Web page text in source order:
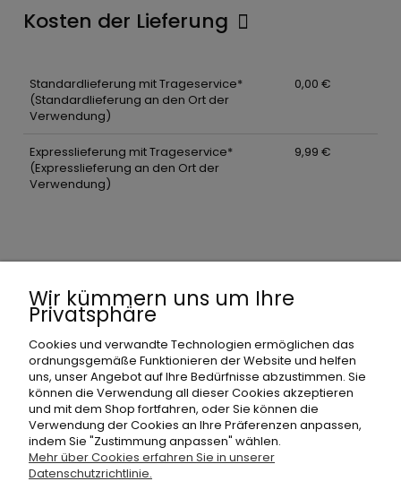
Kosten der Lieferung
Standardlieferung mit Trageservice*
(Standardlieferung an den Ort der
Verwendung)
0,00 €
Expresslieferung mit Trageservice*
(Expresslieferung an den Ort der
Verwendung)
9,99 €
Einkaufen
Zahlung und Lieferung
Informationen
Wir kümmern uns um Ihre
Privatsphäre
Cookies und verwandte Technologien ermöglichen das
ordnungsgemäße Funktionieren der Website und helfen
uns, unser Angebot auf Ihre Bedürfnisse abzustimmen. Sie
können die Verwendung all dieser Cookies akzeptieren
und mit dem Shop fortfahren, oder Sie können die
Verwendung der Cookies an Ihre Präferenzen anpassen,
indem Sie "Zustimmung anpassen" wählen.
Mehr über Cookies erfahren Sie in unserer
Datenschutzrichtlinie.